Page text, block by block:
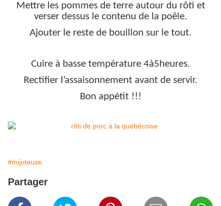
Mettre les pommes de terre autour du rôti et
verser dessus le contenu de la poêle.
Ajouter le reste de bouillon sur le tout.
Cuire à basse température 4à5heures.
Rectifier l’assaisonnement avant de servir.
Bon appétit !!!
#mijoteuse
Partager